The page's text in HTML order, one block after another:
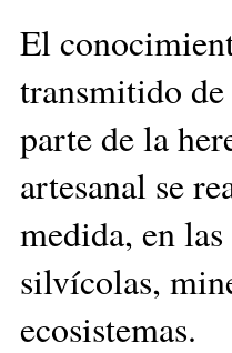
El c
transmitido
parte de la
artesanal se
medida, en
silvícolas,
ecosistemas.